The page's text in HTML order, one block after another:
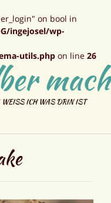
on bool in
ingejosel/wp-
utils.php on line 26
ICH WAS DRIN IST